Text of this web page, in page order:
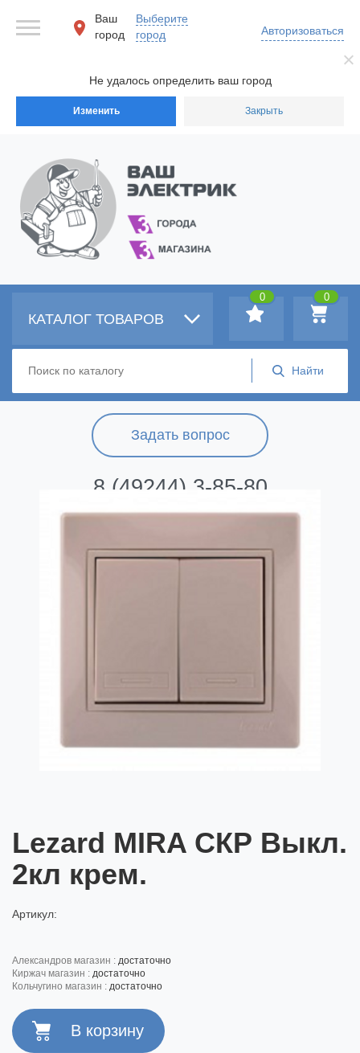
Не удалось определить ваш город
Изменить Закрыть
Ваш
город
Выберите
город
Авторизоваться
Задать вопрос
8 (49244) 3-85-80
КАТАЛОГ ТОВАРОВ
0
0
Lezard MIRA СКР Выкл.
2кл крем.
Артикул:
александров магазин : достаточно
киржач магазин : достаточно
кольчугино магазин : достаточно